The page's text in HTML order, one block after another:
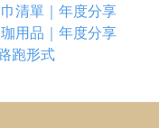
清單｜年度分享
用品｜年度分享
跑形式